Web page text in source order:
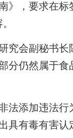
》，要求在
会副秘书长
分仍然属于
添加违法行
具有毒有害认